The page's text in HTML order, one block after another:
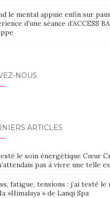
le mental appuie enfin sur
d’une séance d’ACCESS
NOUS
ARTICLES
testé le soin énergétique Cœur
pas à vivre une telle
fatigue, tensions : j’ai testé le
»Himalaya » de Lanqi Spa